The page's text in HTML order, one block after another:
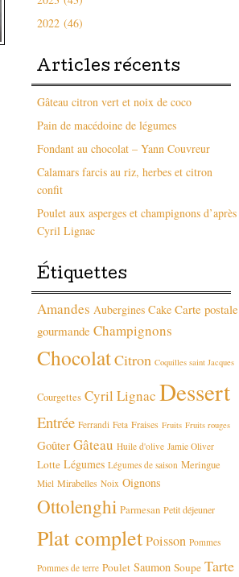
2022 (46)
Articles récents
Gâteau citron vert et noix de coco
Pain de macédoine de légumes
Fondant au chocolat – Yann Couvreur
Calamars farcis au riz, herbes et citron
confit
Poulet aux asperges et champignons d’après
Cyril Lignac
Étiquettes
Amandes Aubergines Cake Carte postale
gourmande Champignons
ChocolatCitron Coquilles saint Jacques
Courgettes Cyril Lignac Dessert
Entrée Ferrandi Feta Fraises Fruits Fruits rouges
Goûter Gâteau Huile d'olive Jamie Oliver
Lotte Légumes Légumes de saison Meringue
Miel Mirabelles Noix Oignons
Ottolenghi Parmesan Petit déjeuner
Plat complet Poisson Pommes
Pommes de terre Poulet Saumon Soupe Tarte